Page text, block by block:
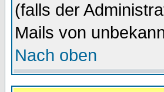
(falls der
Mails von
Nach oben